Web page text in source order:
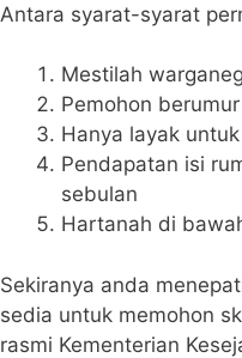
Antara syarat-syarat
Mestilah
Pemohon
Hanya layak
Pendapatan isi
sebulan
Hartanah di
Sekiranya anda
sedia untuk memohon
rasmi Kementerian